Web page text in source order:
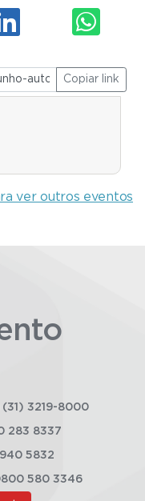
Copiar link
ver outros eventos
(31) 3219-8000
283 8337
5832
580 3346